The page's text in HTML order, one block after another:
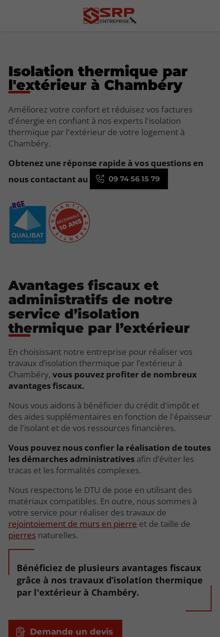
Isolation thermique par
l'extérieur à Chambéry
Améliorez votre confort et réduisez vos factures
d'énergie en confiant à nos experts l'isolation
thermique par l'extérieur de votre logement à
Chambéry.
Obtenez une réponse rapide à vos questions en
nous contactant au
09 74 56 15 79
Avantages fiscaux et
administratifs de notre
service d’isolation
thermique par l’extérieur
En choisissant notre entreprise pour réaliser vos
travaux d’isolation thermique par l’extérieur à
Chambéry, vous pouvez profiter de nombreux
avantages fiscaux.
Nous vous aidons à bénéficier du crédit d'impôt et
des aides supplémentaires en fonction de l'épaisseur
de l'isolant et de vos ressources financières.
Vous pouvez nous confier la réalisation de toutes
les démarches administratives afin d’éviter les
tracas et les formalités complexes.
Nous respectons le DTU de pose en utilisant des
matériaux compatibles. En outre, nous sommes à
votre service pour réaliser des travaux de
rejointoiement de murs en pierre et de taille de
pierres naturelles.
Bénéficiez de plusieurs avantages fiscaux
grâce à nos travaux d’isolation thermique
par l'extérieur à Chambéry.
Demande un devis